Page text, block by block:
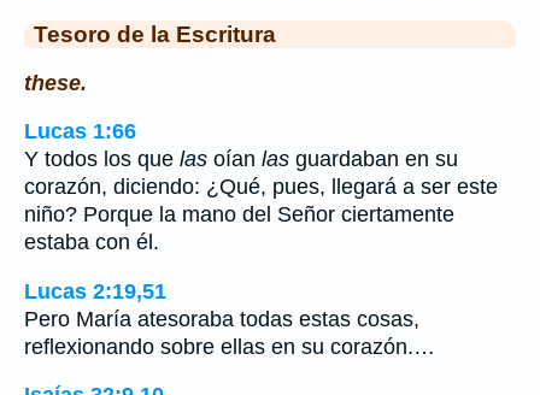
Tesoro de la Escritura
these.
Lucas 1:66
Y todos los que las oían las guardaban en su
corazón, diciendo: ¿Qué, pues, llegará a ser este
niño? Porque la mano del Señor ciertamente
estaba con él.
Lucas 2:19,51
Pero María atesoraba todas estas cosas,
reflexionando sobre ellas en su corazón.…